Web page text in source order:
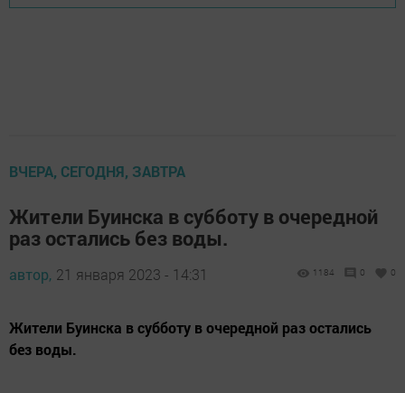
ВЧЕРА, СЕГОДНЯ, ЗАВТРА
Жители Буинска в субботу в очередной
раз остались без воды.
автор, 21 января 2023 - 14:31 1184 0 0
Жители Буинска в субботу в очередной раз остались
без воды.